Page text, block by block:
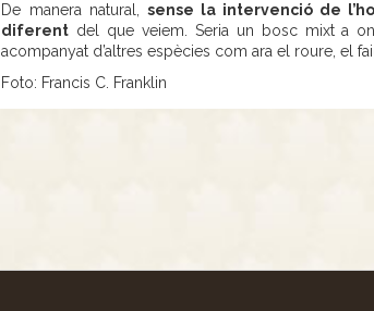
De manera natural, sense la intervenció de
diferent del que veiem. Seria un bosc mixt a
acompanyat d’altres espècies com ara el roure, el
Foto: Francis C. Franklin